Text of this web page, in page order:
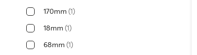
170mm 1
18mm 1
68mm 1